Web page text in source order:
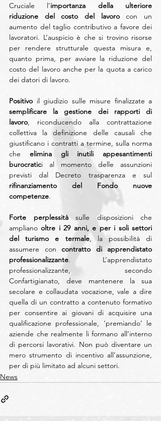
Cruciale l’importanza della ulteriore
riduzione del costo del lavoro con un
aumento del taglio contributivo a favore dei
lavoratori. L’auspicio è che si trovino risorse
per rendere strutturale questa misura e,
quanto prima, per avviare la riduzione del
costo del lavoro anche per la quota a carico
dei datori di lavoro.
Positivo
semplificare la gestione dei rapporti di
lavoro, riconducendo alla contrattazione
collettiva la definizione delle causali che
giustificano i contratti a termine, sulla norma
che elimina gli inutili appesantimenti
burocratici al momento delle assunzioni
rifinanziamento del Fondo nuove
competenze.
Forte perplessità sulle disposizioni che
ampliano oltre i 29 anni, e per i soli settori
del turismo e termale, la possibilità di
assumere con contratto di apprendistato
professionalizzante. L’apprendistato
professionalizzante, secondo
Confartigianato, deve mantenere la sua
secolare e collaudata vocazione, vale a dire
quella di un contratto a contenuto formativo
per consentire ai giovani di acquisire una
qualificazione professionale, ‘premiando’ le
aziende che realmente li formano all’interno
di percorsi lavorativi. Non può diventare un
mero strumento di incentivo all’assunzione,
per di più limitato ad alcuni settori.
News